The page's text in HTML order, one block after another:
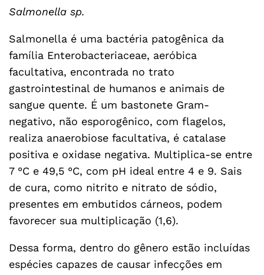
Salmonella sp.
Salmonella é uma bactéria patogênica da
família Enterobacteriaceae, aeróbica
facultativa, encontrada no trato
gastrointestinal de humanos e animais de
sangue quente. É um bastonete Gram-
negativo, não esporogênico, com flagelos,
realiza anaerobiose facultativa, é catalase
positiva e oxidase negativa. Multiplica-se entre
7 °C e 49,5 °C, com pH ideal entre 4 e 9. Sais
de cura, como nitrito e nitrato de sódio,
presentes em embutidos cárneos, podem
favorecer sua multiplicação (1,6).
Dessa forma, dentro do gênero estão incluídas
espécies capazes de causar infecções em